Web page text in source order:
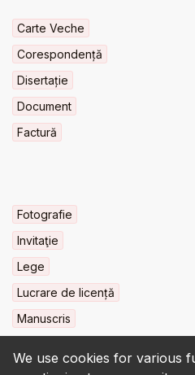
We use cookies for various
Carte Veche
Corespondență
Disertație
Document
Factură
Fotografie
Invitaţie
Lege
Lucrare de licență
Manuscris